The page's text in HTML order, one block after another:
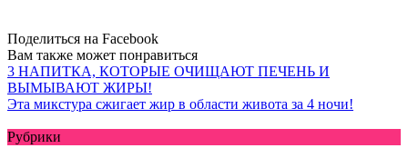
Поделиться на Facebook
Вам также может понравиться
3 НАПИТКА, КОТОРЫЕ ОЧИЩАЮТ ПЕЧЕНЬ И
ВЫМЫВАЮТ ЖИРЫ!
Эта микстура сжигает жир в области живота за 4 ночи!
Рубрики